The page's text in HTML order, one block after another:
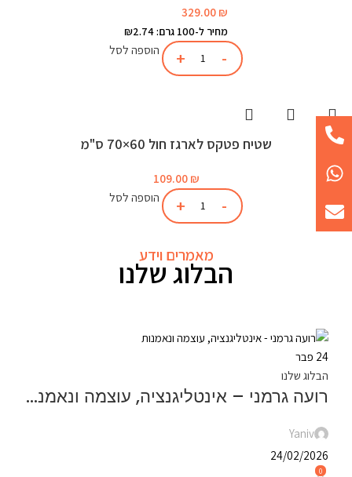
329.00 ₪
מחיר ל-100 גרם: ₪2.74
הוספה לסל
שטיח פטקס לארגז חול 60×70 ס"מ
109.00 ₪
הוספה לסל
מאמרים וידע
הבלוג שלנו
24 פבר
הבלוג שלנו
רועה גרמני – אינטליגנציה, עוצמה ונאמנות
Yaniv
24/02/2026
0